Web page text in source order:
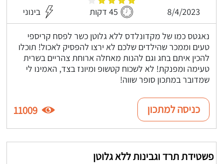
8/4/2023 45 דקות בינוני
נאגטס כמו של מקדונלדס ללא גלוטן כשר לפסח קריספי
טעים וממכר שהילדים שלכם לא ירצו להפסיק לאכול! תוכלו
להכין איתם בחג וגם להנות מאחלה ארוחת צהריים בשרית
טעימה ומפנקת! לא לשכוח קטשופ ומיונז בצד, האמינו לי
שמדובר במתכון סופר שווה!
כניסה למתכון 11009
פשטידת תרד וגבינות ללא גלוטן